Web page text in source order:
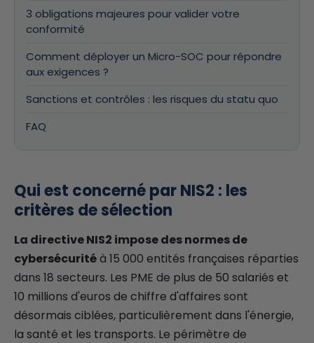
3 obligations majeures pour valider votre
conformité
Comment déployer un Micro-SOC pour répondre
aux exigences ?
Sanctions et contrôles : les risques du statu quo
FAQ
Qui est concerné par NIS2 : les
critères de sélection
La directive NIS2 impose des normes de
cybersécuritéà 15 000 entités françaises réparties
dans 18 secteurs. Les PME de plus de 50 salariés et
10 millions d'euros de chiffre d'affaires sont
désormais ciblées, particulièrement dans l'énergie,
la santé et les transports. Le périmètre de